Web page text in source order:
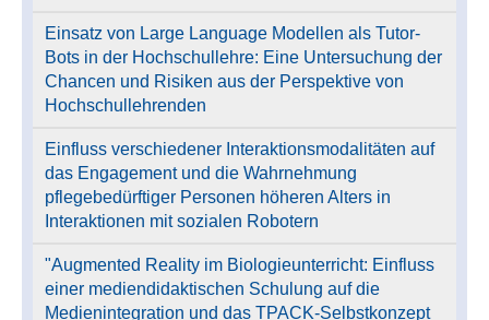
Einsatz von Large Language Modellen als Tutor-
Bots in der Hochschullehre: Eine Untersuchung der
Chancen und Risiken aus der Perspektive von
Hochschullehrenden
Einfluss verschiedener Interaktionsmodalitäten auf
das Engagement und die Wahrnehmung
pflegebedürftiger Personen höheren Alters in
Interaktionen mit sozialen Robotern
"Augmented Reality im Biologieunterricht: Einfluss
einer mediendidaktischen Schulung auf die
Medienintegration und das TPACK-Selbstkonzept